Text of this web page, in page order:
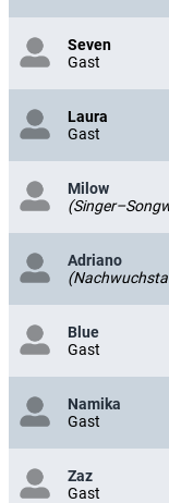
Seven
Gast
Laura
Gast
Milow
Adriano
Blue
Gast
Namika
Gast
Zaz
Gast